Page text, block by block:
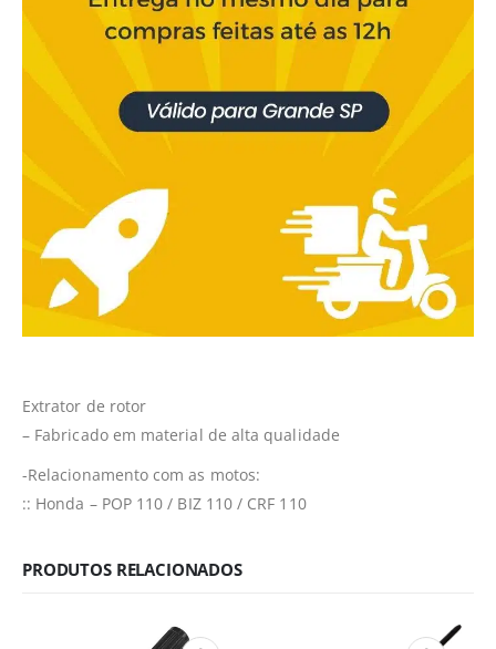
Extrator de rotor
– Fabricado em material de alta qualidade
-Relacionamento com as motos:
:: Honda – POP 110 / BIZ 110 / CRF 110
PRODUTOS RELACIONADOS